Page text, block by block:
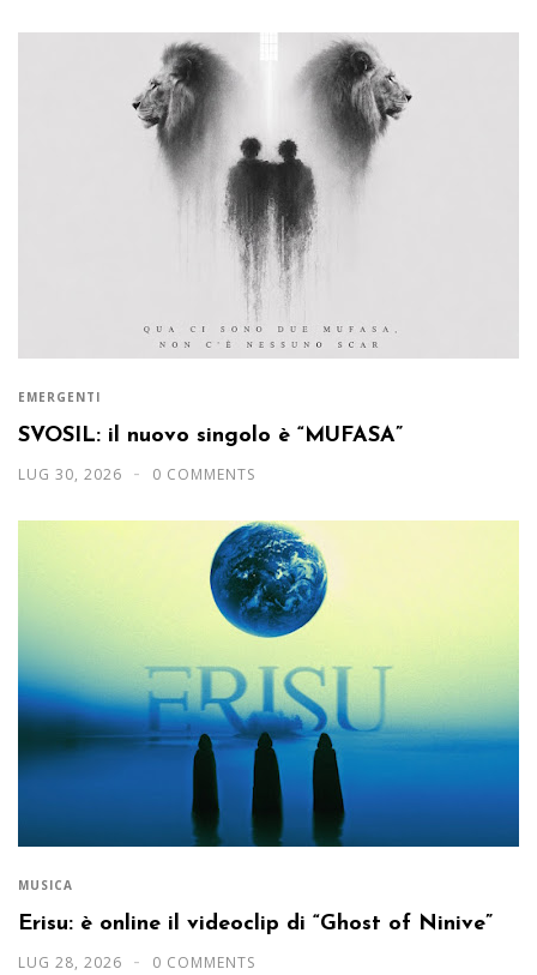
EMERGENTI
SVOSIL: il nuovo singolo è “MUFASA”
LUG 30, 2026 0 COMMENTS
MUSICA
Erisu: è online il videoclip di “Ghost of Ninive”
LUG 28, 2026 0 COMMENTS